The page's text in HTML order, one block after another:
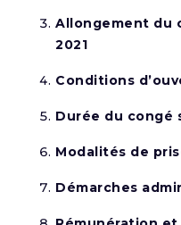
Allongement du
2021
Conditions
Durée du congé
Modalités de
Démarches